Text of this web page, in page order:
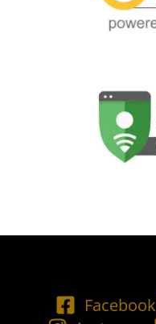
Facebook